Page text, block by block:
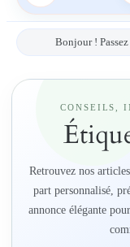
Bonjour !
CONSEILS,
Retrouvez nos
part personnalisé,
annonce élégante